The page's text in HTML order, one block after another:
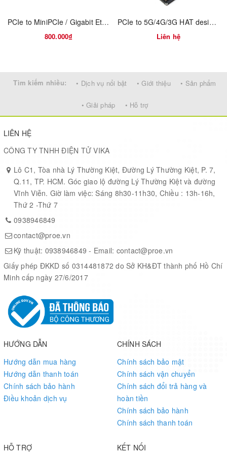
intensity. Its advanced LGA package allows fully automated
manufacturing for high-volume applications.
(USB drivers for Windows 7/8/8.1/10, Linux and Android) extend
applications such as wireless POS, smart metering, tracking, etc.
Key Benefits
● LTE Cat M1/Cat NB1/EGPRS module with ultra-low power
● Compact SMT form factor ideal for size-constrained
applications with tight space
● Easy migration from GSM/GPRS, UMTS/HSPA and LTE
modules
● Super slim profile in LGA package
● Fast time-to-market: reference designs, evaluation tools and
timely technical support minimize design-in time and development
efforts
● Robust mounting and interfaces
Quectel_BG96_QuecOpen_SDK_Package_V2.1.0
Specification
Frequency
B1/ B2/ B3/ B4/ B5/ B8/ B12/ B13/ B18/
/ B26*/ B28
PCIe to MiniPCIe / Gigabit Ethernet / USB 3.2 Gen1 HAT for Raspberry Pi 5, Supports MiniPCIe interface 4G Module, High-speed Networking, Raspberry Pi 5 HAT
800.000₫
PCIe to 5G/4G/3G HAT designed for Raspberry Pi 5
Liên hệ
Tìm kiếm nhiều: • Dịch vụ nổi bật • Giới thiệu • Sản phẩm
• Giải pháp • Hỗ trợ
LIÊN HỆ
CÔNG TY TNHH ĐIỆN TỬ VIKA
Lô C1, Tòa nhà Lý Thường Kiệt, Đường Lý Thường Kiệt, P. 7,
Q.11, TP. HCM. Góc giao lộ đường Lý Thường Kiệt và đường
Vĩnh Viễn. Giờ làm việc: Sáng 8h30-11h30, Chiều : 13h-16h,
Thứ 2 -Thứ 7
0938946849
contact@proe.vn
Kỹ thuật: 0938946849 - Email: contact@proe.vn
Giấy phép ĐKKD số 0314481872 do Sở KH&ĐT thành phố Hồ Chí
Minh cấp ngày 27/6/2017
HƯỚNG DẪN
Hướng dẫn mua hàng
Hướng dẫn thanh toán
Chính sách bảo hành
Điều khoản dịch vụ
CHÍNH SÁCH
Chính sách bảo mật
Chính sách vận chuyển
Chính sách đổi trả hàng và
hoàn tiền
Chính sách bảo hành
Chính sách thanh toán
HỖ TRỢ KẾT NỐI